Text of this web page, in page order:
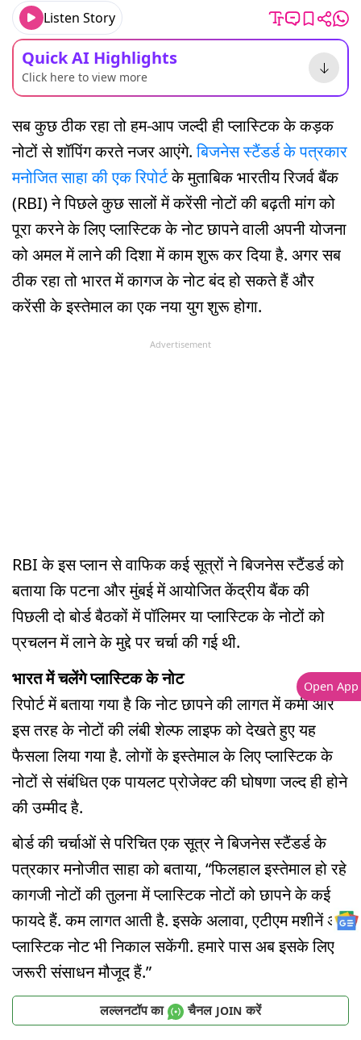
Listen Story
Quick AI Highlights
Click here to view more
सब कुछ ठीक रहा तो हम-आप जल्दी ही प्लास्टिक के कड़क
नोटों से शॉपिंग करते नजर आएंगे.बिजनेस स्टैंडर्ड के पत्रकार
मनोजित साहा की एक रिपोर्टके मुताबिक भारतीय रिजर्व बैंक
(RBI) ने पिछले कुछ सालों में करेंसी नोटों की बढ़ती मांग को
पूरा करने के लिए प्लास्टिक के नोट छापने वाली अपनी योजना
को अमल में लाने की दिशा में काम शुरू कर दिया है. अगर सब
ठीक रहा तो भारत में कागज के नोट बंद हो सकते हैं और
करेंसी के इस्तेमाल का एक नया युग शुरू होगा.
Advertisement
RBI के इस प्लान से वाफिक कई सूत्रों ने बिजनेस स्टैंडर्ड को
बताया कि पटना और मुंबई में आयोजित केंद्रीय बैंक की
पिछली दो बोर्ड बैठकों में पॉलिमर या प्लास्टिक के नोटों को
प्रचलन में लाने के मुद्दे पर चर्चा की गई थी.
भारत में चलेंगे प्लास्टिक के नोट
रिपोर्ट में बताया गया है कि नोट छापने की लागत में कमी और
इस तरह के नोटों की लंबी शेल्फ लाइफ को देखते हुए यह
फैसला लिया गया है. लोगों के इस्तेमाल के लिए प्लास्टिक के
नोटों से संबंधित एक पायलट प्रोजेक्ट की घोषणा जल्द ही होने
की उम्मीद है.
बोर्ड की चर्चाओं से परिचित एक सूत्र ने बिजनेस स्टैंडर्ड के
पत्रकार मनोजीत साहा को बताया, “फिलहाल इस्तेमाल हो रहे
कागजी नोटों की तुलना में प्लास्टिक नोटों को छापने के कई
फायदे हैं. कम लागत आती है. इसके अलावा, एटीएम मशीनें अब
प्लास्टिक नोट भी निकाल सकेंगी. हमारे पास अब इसके लिए
जरूरी संसाधन मौजूद हैं.”
लल्लनटॉप का चैनल JOIN करें
Open App